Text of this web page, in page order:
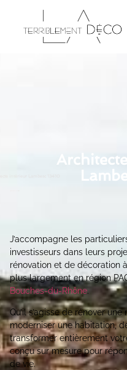
J’accompagne les
investisseurs dans leurs
rénovation et de décoration
plus largement en région
Bouches-du-Rhône.
Qu’il s’agisse de rénover
moderniser une habitation,
transformer entièrement
conçu sur mesure pour
de vie.